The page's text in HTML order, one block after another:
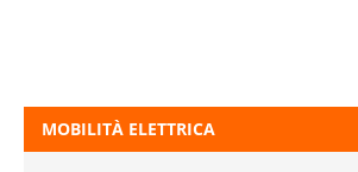
MOBILITÀ ELETTRICA